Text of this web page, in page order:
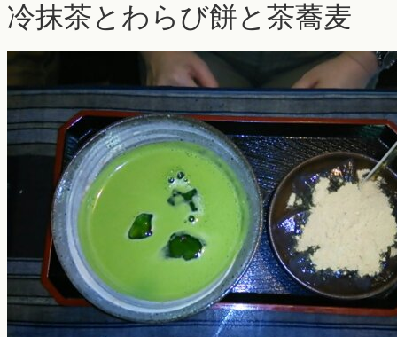
冷抹茶とわらび餅と茶蕎麦